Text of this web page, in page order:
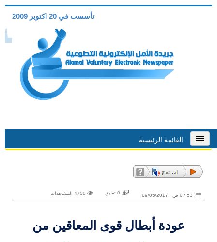
تأسست في 20 اكتوبر 2009
القائمة الرئيسية
07:53 ص 09/05/2017 0 تعليق
عودة أبطال قوى المعاقين من